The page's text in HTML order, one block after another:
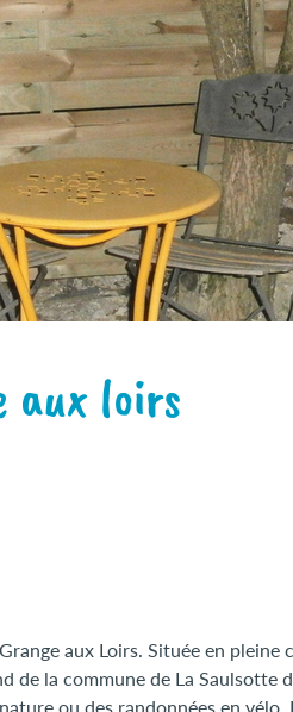
aux loirs
aux Loirs. Située en pleine
de la commune de La Saulsotte
ou des randonnées en vélo.